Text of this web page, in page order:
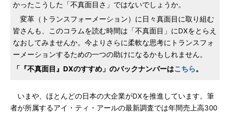
かったこうした「不真面目さ」ではないでしょうか。
変革（トランスフォーメーション）に日々真面目に取り組む
皆さんも、このコラムを読む時間は「不真面目」にDXをとらえ
なおしてみませんか。今よりさらに柔軟な思考にトランスフォ
ーメーションするための一つの助けになるかもしれません。
「『不真面目』DXのすすめ」のバックナンバーはこちら。
いまや、ほとんどの日本の大企業がDXを推進しています。筆
者が所属するアイ・ティ・アールの最新調査では年間売上高300